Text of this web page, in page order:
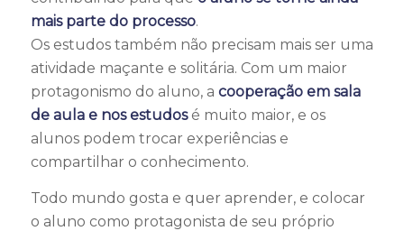
mais parte do processo.
Os estudos também não precisam mais ser uma
atividade maçante e solitária. Com um maior
protagonismo do aluno, a cooperação em sala
de aula e nos estudosé muito maior, e os
alunos podem trocar experiências e
compartilhar o conhecimento.
Todo mundo gosta e quer aprender, e colocar
o aluno como protagonista de seu próprio